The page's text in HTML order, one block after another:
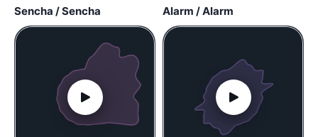
Sencha / Sencha Alarm / Alarm